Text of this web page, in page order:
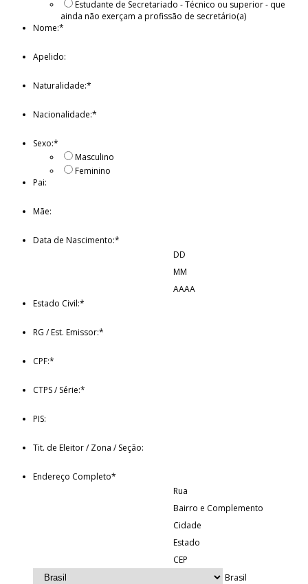
Estudante de Secretariado - Técnico ou superior - que
ainda não exerçam a profissão de secretário(a)
Nome:*
Apelido:
Naturalidade:*
Nacionalidade:*
Sexo:*
Masculino
Feminino
Pai:
Mãe:
Data de Nascimento:*
DD
MM
AAAA
Estado Civil:*
RG / Est. Emissor:*
CPF:*
CTPS / Série:*
PIS:
Tit. de Eleitor / Zona / Seção:
Endereço Completo*
Rua
Bairro e Complemento
Cidade
Estado
CEP
Brasil